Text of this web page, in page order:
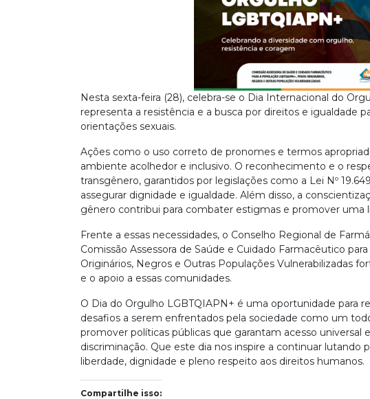
Nesta sexta-feira (28), celebra-se o Dia Internacional do
representa a resistência e a busca por direitos e igualdade
orientações sexuais.
Ações como o uso correto de pronomes e termos
ambiente acolhedor e inclusivo. O reconhecimento e o
transgênero, garantidos por legislações como a Lei Nº
assegurar dignidade e igualdade. Além disso, a
gênero contribui para combater estigmas e promover uma
Frente a essas necessidades, o Conselho Regional de
Comissão Assessora de Saúde e Cuidado Farmacêutico
Originários, Negros e Outras Populações Vulnerabilizadas
e o apoio a essas comunidades.
O Dia do Orgulho LGBTQIAPN+ é uma oportunidade para
desafios a serem enfrentados pela sociedade como um
promover políticas públicas que garantam acesso universal
discriminação. Que este dia nos inspire a continuar
liberdade, dignidade e pleno respeito aos direitos humanos.
Compartilhe isso: